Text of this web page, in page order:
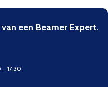
een Beamer Expert.
17:30